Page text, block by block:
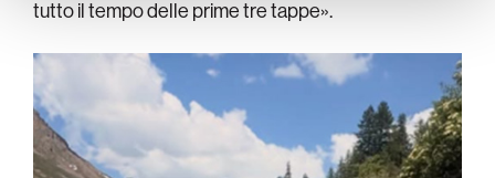
tutto il tempo delle prime tre tappe».